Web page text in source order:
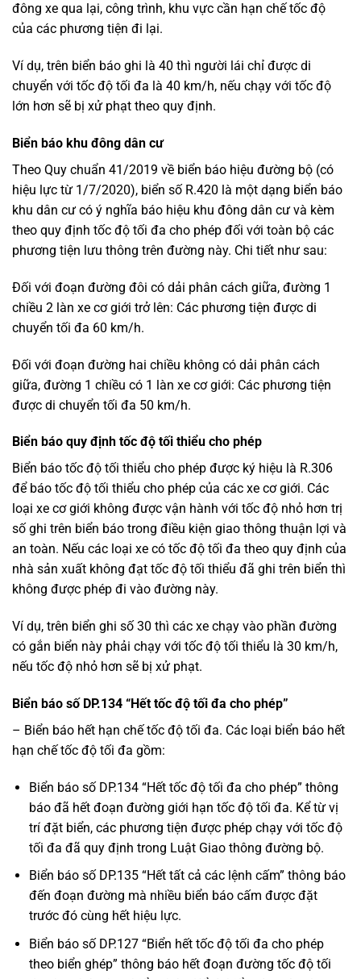
đông xe qua lại, công trình, khu vực cần hạn chế tốc độ
của các phương tiện đi lại.
Ví dụ, trên biển báo ghi là 40 thì người lái chỉ được di
chuyển với tốc độ tối đa là 40 km/h, nếu chạy với tốc độ
lớn hơn sẽ bị xử phạt theo quy định.
Biển báo khu đông dân cư
Theo Quy chuẩn 41/2019 về biển báo hiệu đường bộ (có
hiệu lực từ 1/7/2020), biển số R.420 là một dạng biển báo
khu dân cư có ý nghĩa báo hiệu khu đông dân cư và kèm
theo quy định tốc độ tối đa cho phép đối với toàn bộ các
phương tiện lưu thông trên đường này. Chi tiết như sau:
Đối với đoạn đường đôi có dải phân cách giữa, đường 1
chiều 2 làn xe cơ giới trở lên: Các phương tiện được di
chuyển tối đa 60 km/h.
Đối với đoạn đường hai chiều không có dải phân cách
giữa, đường 1 chiều có 1 làn xe cơ giới: Các phương tiện
được di chuyển tối đa 50 km/h.
Biển báo quy định tốc độ tối thiểu cho phép
Biển báo tốc độ tối thiểu cho phép được ký hiệu là R.306
để báo tốc độ tối thiểu cho phép của các xe cơ giới. Các
loại xe cơ giới không được vận hành với tốc độ nhỏ hơn trị
số ghi trên biển báo trong điều kiện giao thông thuận lợi và
an toàn. Nếu các loại xe có tốc độ tối đa theo quy định của
nhà sản xuất không đạt tốc độ tối thiểu đã ghi trên biển thì
không được phép đi vào đường này.
Ví dụ, trên biển ghi số 30 thì các xe chạy vào phần đường
có gắn biển này phải chạy với tốc độ tối thiểu là 30 km/h,
nếu tốc độ nhỏ hơn sẽ bị xử phạt.
Biển báo số DP.134 “Hết tốc độ tối đa cho phép”
– Biển báo hết hạn chế tốc độ tối đa. Các loại biển báo hết
hạn chế tốc độ tối đa gồm:
Biển báo số DP.134 “Hết tốc độ tối đa cho phép” thông
báo đã hết đoạn đường giới hạn tốc độ tối đa. Kể từ vị
trí đặt biển, các phương tiện được phép chạy với tốc độ
tối đa đã quy định trong Luật Giao thông đường bộ.
Biển báo số DP.135 “Hết tất cả các lệnh cấm” thông báo
đến đoạn đường mà nhiều biển báo cấm được đặt
trước đó cùng hết hiệu lực.
Biển báo số DP.127 “Biển hết tốc độ tối đa cho phép
theo biển ghép” thông báo hết đoạn đường tốc độ tối